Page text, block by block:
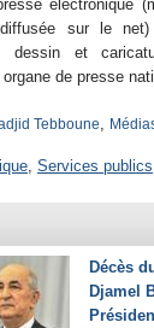
électronique
diffusée sur le
dessin et
de presse
Tebboune
Services publics
Décès
Djamel